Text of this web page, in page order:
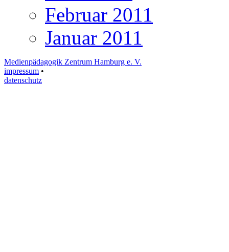
Februar 2011
Januar 2011
Medienpädagogik Zentrum Hamburg e. V.
impressum •
datenschutz